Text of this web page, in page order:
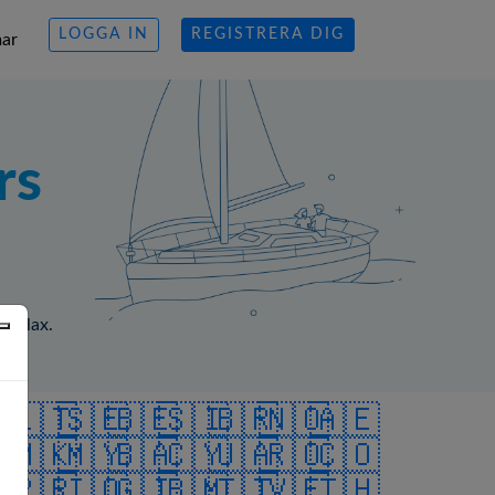
LOGGA IN REGISTRERA DIG
relax.
🇱🇹🇸🇪🇧🇪🇸🇮🇧🇷🇳🇴🇦🇪
🇲🇰🇲🇾🇧🇦🇨🇾🇺🇦🇷🇴🇨🇴